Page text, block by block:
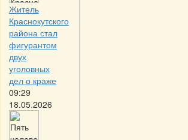
Житель
Краснокутского
района стал
фигурантом
двух
уголовных
дел о краже
09:29
18.05.2026